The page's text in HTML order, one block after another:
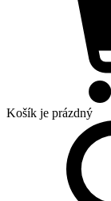
Košík je prázdný